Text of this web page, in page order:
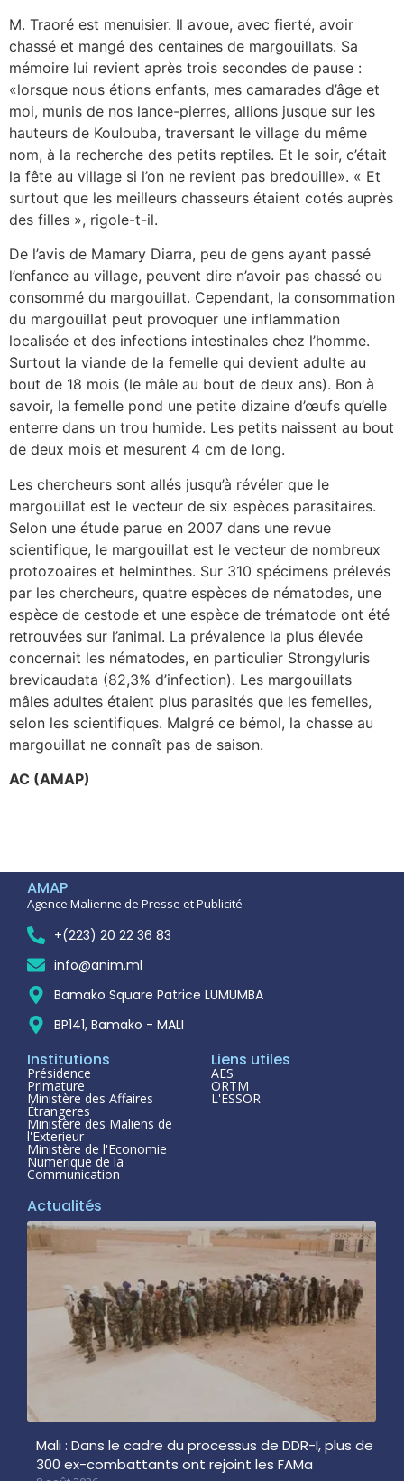
M. Traoré est menuisier. Il avoue, avec fierté, avoir
chassé et mangé des centaines de margouillats. Sa
mémoire lui revient après trois secondes de pause :
«lorsque nous étions enfants, mes camarades d’âge et
moi, munis de nos lance-pierres, allions jusque sur les
hauteurs de Koulouba, traversant le village du même
nom, à la recherche des petits reptiles. Et le soir, c’était
la fête au village si l’on ne revient pas bredouille». « Et
surtout que les meilleurs chasseurs étaient cotés auprès
des filles », rigole-t-il.
De l’avis de Mamary Diarra, peu de gens ayant passé
l’enfance au village, peuvent dire n’avoir pas chassé ou
consommé du margouillat. Cependant, la consommation
du margouillat peut provoquer une inflammation
localisée et des infections intestinales chez l’homme.
Surtout la viande de la femelle qui devient adulte au
bout de 18 mois (le mâle au bout de deux ans). Bon à
savoir, la femelle pond une petite dizaine d’œufs qu’elle
enterre dans un trou humide. Les petits naissent au bout
de deux mois et mesurent 4 cm de long.
Les chercheurs sont allés jusqu’à révéler que le
margouillat est le vecteur de six espèces parasitaires.
Selon une étude parue en 2007 dans une revue
scientifique, le margouillat est le vecteur de nombreux
protozoaires et helminthes. Sur 310 spécimens prélevés
par les chercheurs, quatre espèces de nématodes, une
espèce de cestode et une espèce de trématode ont été
retrouvées sur l’animal. La prévalence la plus élevée
concernait les nématodes, en particulier Strongyluris
brevicaudata (82,3% d’infection). Les margouillats
mâles adultes étaient plus parasités que les femelles,
selon les scientifiques. Malgré ce bémol, la chasse au
margouillat ne connaît pas de saison.
AC (AMAP)
AMAP
Agence Malienne de Presse et Publicité
+(223) 20 22 36 83
info@anim.ml
Bamako Square Patrice LUMUMBA
BP141, Bamako - MALI
Institutions
Présidence
Primature
Ministère des Affaires
Étrangeres
Ministère des Maliens de
l'Exterieur
Ministère de l'Economie
Numerique de la
Communication
Liens utiles
AES
ORTM
L'ESSOR
Actualités
Mali : Dans le cadre du processus de DDR-I, plus de
300 ex-combattants ont rejoint les FAMa